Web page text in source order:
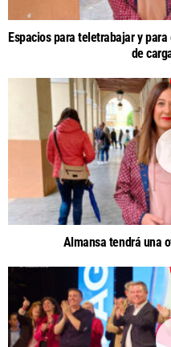
Espacios para teletrabajar y
de
Almansa tendrá una